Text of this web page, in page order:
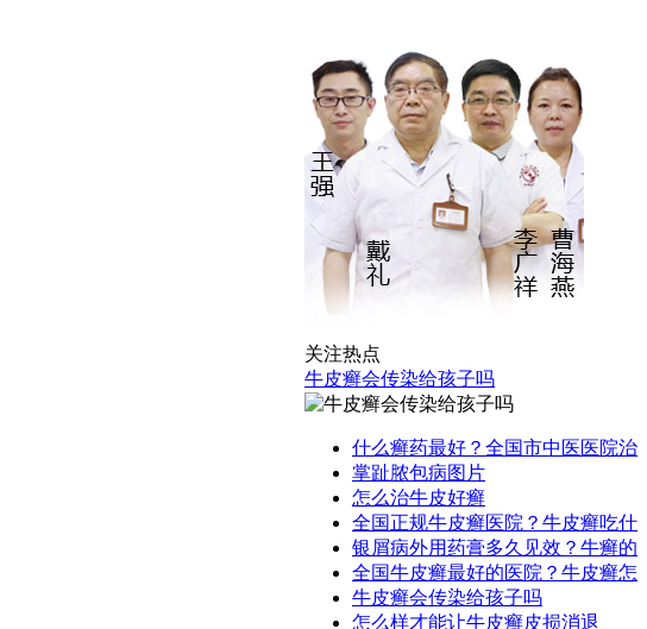
关注热点
牛皮癣会传染给孩子吗
什么癣药最好？全国市中医医院治
掌趾脓包病图片
怎么治牛皮好癣
全国正规牛皮癣医院？牛皮癣吃什
银屑病外用药膏多久见效？牛癣的
全国牛皮癣最好的医院？牛皮癣怎
牛皮癣会传染给孩子吗
怎么样才能让牛皮癣皮损消退